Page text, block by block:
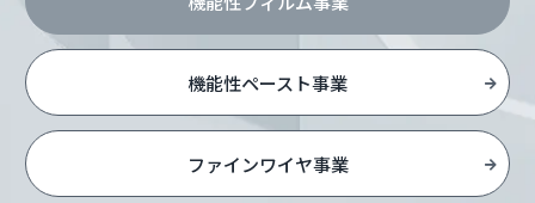
機能性ペースト事業
ファインワイヤ事業